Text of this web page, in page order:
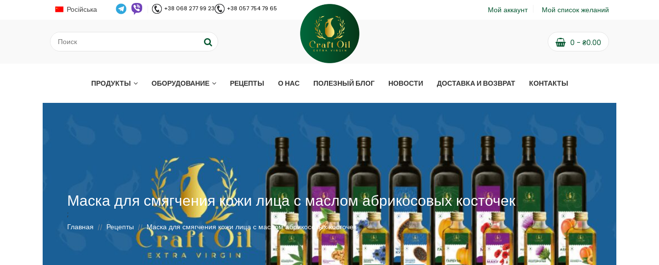
Російська +38 068 277 99 23 +38 057 754 79 65 Мой аккаунт Мой список желаний
0 - ₴0.00
ПРОДУКТЫ ОБОРУДОВАНИЕ РЕЦЕПТЫ О НАС ПОЛЕЗНЫЙ БЛОГ НОВОСТИ ДОСТАВКА И ВОЗВРАТ КОНТАКТЫ
Маска для смягчения кожи лица с маслом абрикосовых косточек
;
Главная
// Рецепты // Маска для смягчения кожи лица с маслом абрикосовых косточек